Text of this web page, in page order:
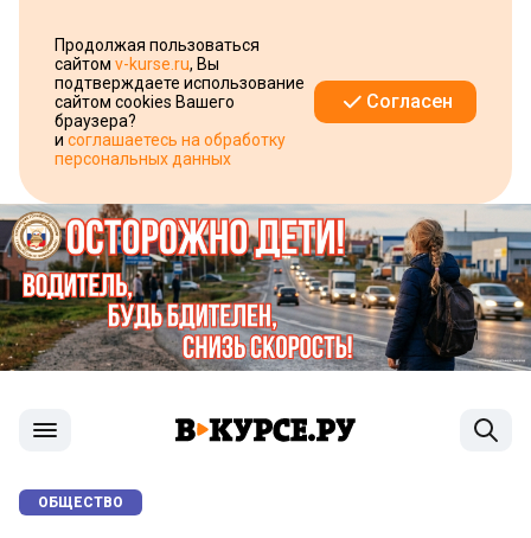
Продолжая пользоваться
сайтом v-kurse.ru, Вы
подтверждаете использование
сайтом cookies Вашего
браузера?
и соглашаетесь на обработку
персональных данных
Согласен
ОБЩЕСТВО